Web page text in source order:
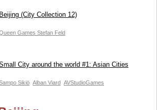
Beijing (City Collection 12)
Games Stefan Feld
City around the world #1: Asian Cities
Sikiö Alban Viard AVStudioGames